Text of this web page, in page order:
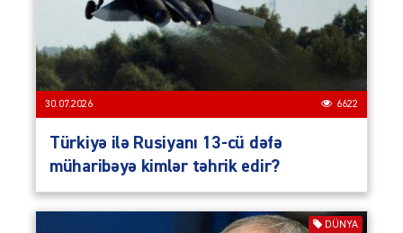
30.07.2026 6622
Türkiyə ilə Rusiyanı 13-cü dəfə
müharibəyə kimlər təhrik edir?
DÜNYA